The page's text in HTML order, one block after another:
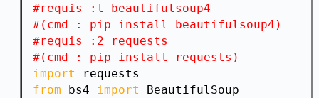
#requis :l beautifulsoup4
#(cmd : pip install beautifulsoup4)
#requis :2 requests
#(cmd : pip install requests)
import
from
bs4 import
BeautifulSoup